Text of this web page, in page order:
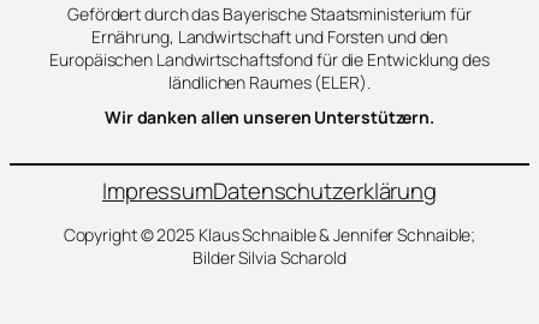
Gefördert durch das Bayerische Staatsministerium für
Ernährung, Landwirtschaft und Forsten und den
Europäischen Landwirtschaftsfond für die Entwicklung des
ländlichen Raumes (ELER).
Wir danken allen unseren Unterstützern.
ImpressumDatenschutzerklärung
Copyright © 2025 Klaus Schnaible & Jennifer Schnaible;
Bilder Silvia Scharold